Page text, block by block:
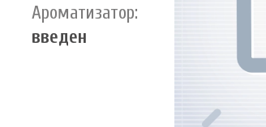
Ароматизатор:
введен